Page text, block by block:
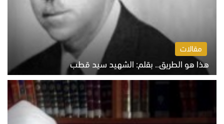
مقالات
هذا هو الطريق.. بقلم: الشهيد سيد قطب
الخميس 6 أغسطس 2026 10:52 ص